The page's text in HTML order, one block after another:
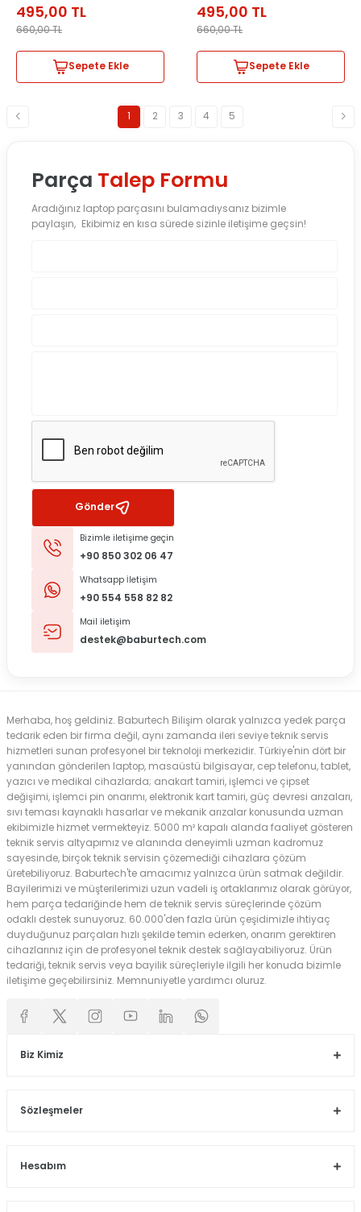
495,00 TL
660,00TL
Sepete Ekle
495,00 TL
660,00TL
Sepete Ekle
1 2 3 4 5
Parça Talep Formu
Aradığınız laptop parçasını bulamadıysanız bizimle
paylaşın, Ekibimiz en kısa sürede sizinle iletişime geçsin!
Gönder
Bizimle iletişime geçin
+90 850 302 06 47
Whatsapp İletişim
+90 554 558 82 82
Mail iletişim
destek@baburtech.com
Merhaba, hoş geldiniz. Baburtech Bilişim olarak yalnızca yedek parça
tedarik eden bir firma değil, aynı zamanda ileri seviye teknik servis
hizmetleri sunan profesyonel bir teknoloji merkezidir. Türkiye'nin dört bir
yanından gönderilen laptop, masaüstü bilgisayar, cep telefonu, tablet,
yazıcı ve medikal cihazlarda; anakart tamiri, işlemci ve çipset
değişimi, işlemci pin onarımı, elektronik kart tamiri, güç devresi arızaları,
sıvı teması kaynaklı hasarlar ve mekanik arızalar konusunda uzman
ekibimizle hizmet vermekteyiz. 5000 m² kapalı alanda faaliyet gösteren
teknik servis altyapımız ve alanında deneyimli uzman kadromuz
sayesinde, birçok teknik servisin çözemediği cihazlara çözüm
üretebiliyoruz. Baburtech'te amacımız yalnızca ürün satmak değildir.
Bayilerimizi ve müşterilerimizi uzun vadeli iş ortaklarımız olarak görüyor,
hem parça tedariğinde hem de teknik servis süreçlerinde çözüm
odaklı destek sunuyoruz. 60.000'den fazla ürün çeşidimizle ihtiyaç
duyduğunuz parçaları hızlı şekilde temin ederken, onarım gerektiren
cihazlarınız için de profesyonel teknik destek sağlayabiliyoruz. Ürün
tedariği, teknik servis veya bayilik süreçleriyle ilgili her konuda bizimle
iletişime geçebilirsiniz. Memnuniyetle yardımcı oluruz.
Biz Kimiz
Sözleşmeler
Hesabım